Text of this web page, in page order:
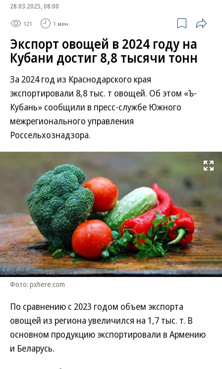
28.03.2025, 08:00
121 1 мин.
Экспорт овощей в 2024 году на
Кубани достиг 8,8 тысячи тонн
За 2024 год из Краснодарского края
экспортировали 8,8 тыс. т овощей. Об этом «Ъ-
Кубань» сообщили в пресс-службе Южного
межрегионального управления
Россельхознадзора.
Развернуть
Фото: pxhere.com
По сравнению с 2023 годом объем экспорта
овощей из региона увеличился на 1,7 тыс. т. В
основном продукцию экспортировали в Армению
и Беларусь.